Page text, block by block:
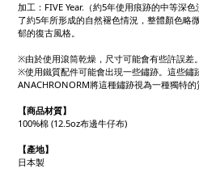
加工：FIVE Year.（約5年使用痕跡的中等深
了約5年所形成的自然褪色情況，整體顏色略
郁的復古風格。
※由於使用滾筒乾燥，尺寸可能會有些許誤差。
※使用鐵質配件可能會出現一些鏽跡。這些鏽
ANACHRONORM將這種鏽跡視為一種獨特的
【商品材質】
100%棉 (12.5oz布邊牛仔布)
【產地】
日本製